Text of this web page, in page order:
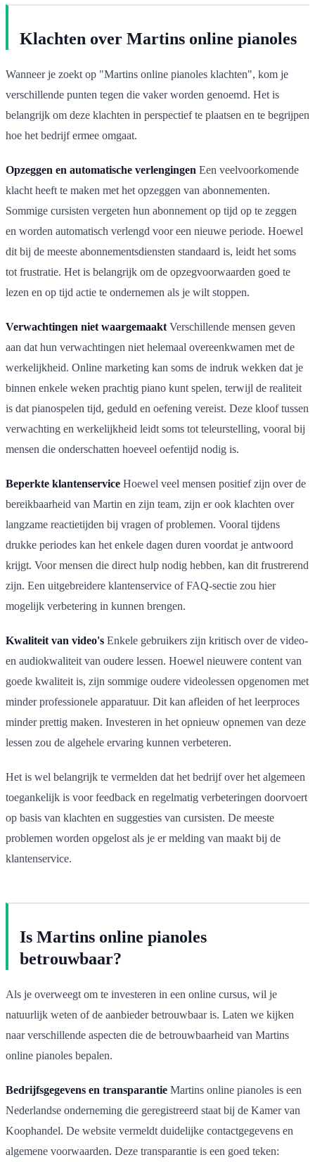
Klachten over Martins online pianoles
Wanneer je zoekt op "Martins online pianoles klachten", kom je
verschillende punten tegen die vaker worden genoemd. Het is
belangrijk om deze klachten in perspectief te plaatsen en te begrijpen
hoe het bedrijf ermee omgaat.
Opzeggen en automatische verlengingen Een veelvoorkomende
klacht heeft te maken met het opzeggen van abonnementen.
Sommige cursisten vergeten hun abonnement op tijd op te zeggen
en worden automatisch verlengd voor een nieuwe periode. Hoewel
dit bij de meeste abonnementsdiensten standaard is, leidt het soms
tot frustratie. Het is belangrijk om de opzegvoorwaarden goed te
lezen en op tijd actie te ondernemen als je wilt stoppen.
Verwachtingen niet waargemaakt Verschillende mensen geven
aan dat hun verwachtingen niet helemaal overeenkwamen met de
werkelijkheid. Online marketing kan soms de indruk wekken dat je
binnen enkele weken prachtig piano kunt spelen, terwijl de realiteit
is dat pianospelen tijd, geduld en oefening vereist. Deze kloof tussen
verwachting en werkelijkheid leidt soms tot teleurstelling, vooral bij
mensen die onderschatten hoeveel oefentijd nodig is.
Beperkte klantenservice Hoewel veel mensen positief zijn over de
bereikbaarheid van Martin en zijn team, zijn er ook klachten over
langzame reactietijden bij vragen of problemen. Vooral tijdens
drukke periodes kan het enkele dagen duren voordat je antwoord
krijgt. Voor mensen die direct hulp nodig hebben, kan dit frustrerend
zijn. Een uitgebreidere klantenservice of FAQ-sectie zou hier
mogelijk verbetering in kunnen brengen.
Kwaliteit van video's Enkele gebruikers zijn kritisch over de video-
en audiokwaliteit van oudere lessen. Hoewel nieuwere content van
goede kwaliteit is, zijn sommige oudere videolessen opgenomen met
minder professionele apparatuur. Dit kan afleiden of het leerproces
minder prettig maken. Investeren in het opnieuw opnemen van deze
lessen zou de algehele ervaring kunnen verbeteren.
Het is wel belangrijk te vermelden dat het bedrijf over het algemeen
toegankelijk is voor feedback en regelmatig verbeteringen doorvoert
op basis van klachten en suggesties van cursisten. De meeste
problemen worden opgelost als je er melding van maakt bij de
klantenservice.
Is Martins online pianoles
betrouwbaar?
Als je overweegt om te investeren in een online cursus, wil je
natuurlijk weten of de aanbieder betrouwbaar is. Laten we kijken
naar verschillende aspecten die de betrouwbaarheid van Martins
online pianoles bepalen.
Bedrijfsgegevens en transparantie Martins online pianoles is een
Nederlandse onderneming die geregistreerd staat bij de Kamer van
Koophandel. De website vermeldt duidelijke contactgegevens en
algemene voorwaarden. Deze transparantie is een goed teken: